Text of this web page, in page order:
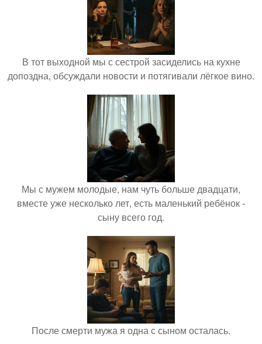
В тот выходной мы с сестрой засиделись на кухне
допоздна, обсуждали новости и потягивали лёгкое вино.
Мы с мужем молодые, нам чуть больше двадцати,
вместе уже несколько лет, есть маленький ребёнок -
сыну всего год.
После смерти мужа я одна с сыном осталась.